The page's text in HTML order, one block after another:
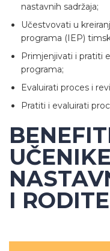
nastavnih sadržaja;
Učestvovati u
programa (IEP)
Primjenjivati i pratiti
programa;
Evaluirati proces i
Pratiti i evaluirati
I